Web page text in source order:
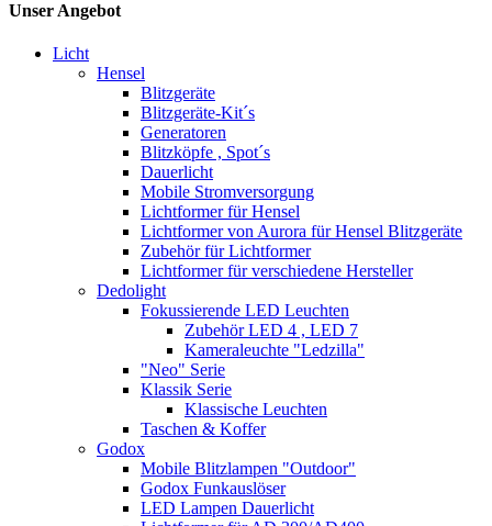
Unser Angebot
Licht
Hensel
Blitzgeräte
Blitzgeräte-Kit´s
Generatoren
Blitzköpfe , Spot´s
Dauerlicht
Mobile Stromversorgung
Lichtformer für Hensel
Lichtformer von Aurora für Hensel Blitzgeräte
Zubehör für Lichtformer
Lichtformer für verschiedene Hersteller
Dedolight
Fokussierende LED Leuchten
Zubehör LED 4 , LED 7
Kameraleuchte "Ledzilla"
"Neo" Serie
Klassik Serie
Klassische Leuchten
Taschen & Koffer
Godox
Mobile Blitzlampen "Outdoor"
Godox Funkauslöser
LED Lampen Dauerlicht